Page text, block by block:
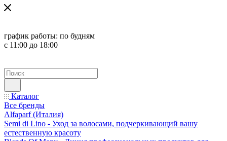
график работы: по будням
с 11:00 до 18:00
Каталог
Все бренды
Alfaparf (Италия)
Semi di Lino - Уход за волосами, подчеркивающий вашу
естественную красоту